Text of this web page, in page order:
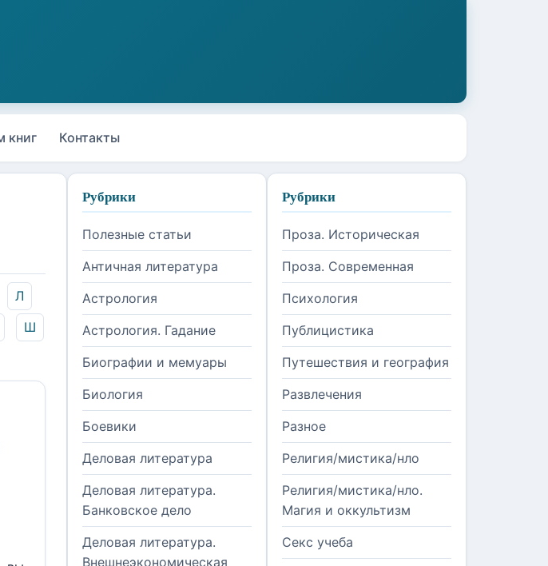
книг Контакты
Л
Ш
Рубрики
Полезные статьи
Античная литература
Астрология
Астрология. Гадание
Биографии и мемуары
Биология
Боевики
Деловая литература
Деловая литература.
Банковское дело
Деловая литература.
Внешнеэкономическая
Рубрики
Проза. Историческая
Проза. Современная
Психология
Публицистика
Путешествия и география
Развлечения
Разное
Религия/мистика/нло
Религия/мистика/нло.
Магия и оккультизм
Секс учеба